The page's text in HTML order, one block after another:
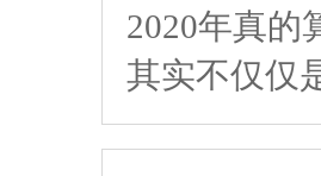
2020年真的
其实不仅仅